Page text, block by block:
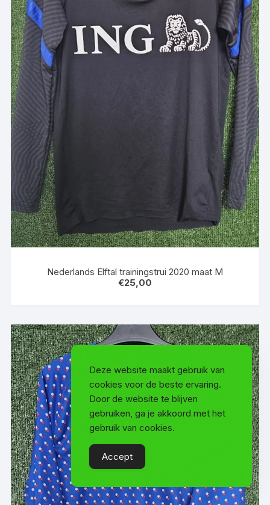
Nederlands Elftal trainingstrui 2020 maat M
€25,00
Deze website maakt gebruik van
cookies voor de beste ervaring.
Door de website te blijven
gebruiken, ga je akkoord met het
gebruik van cookies.
Accept